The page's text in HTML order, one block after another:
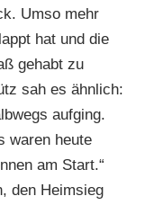
Umso mehr
hat und die
gehabt zu
sah es ähnlich:
aufging.
waren heute
am Start.“
den Heimsieg